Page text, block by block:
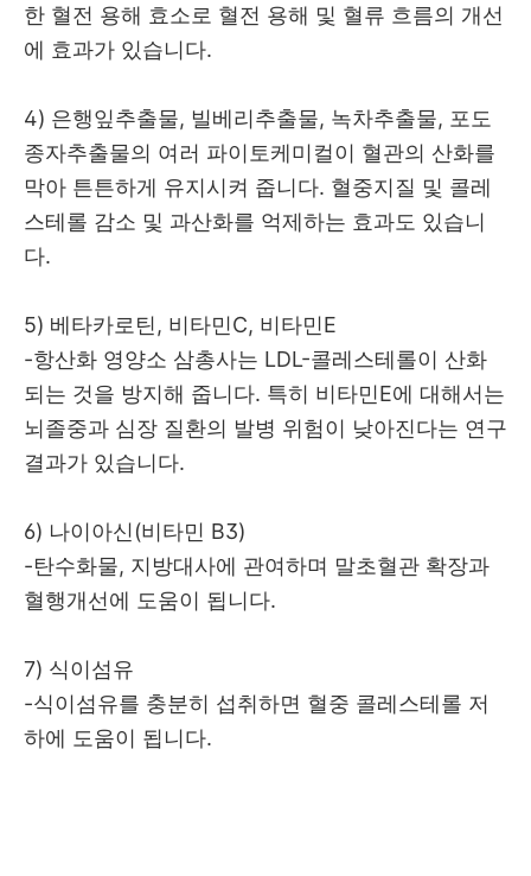
한 혈전 용해 효소로 혈전 용해 및 혈류 흐름의 개선
에 효과가 있습니다.
4) 은행잎추출물, 빌베리추출물, 녹차추출물, 포도
종자추출물의 여러 파이토케미컬이 혈관의 산화를
막아 튼튼하게 유지시켜 줍니다. 혈중지질 및 콜레
스테롤 감소 및 과산화를 억제하는 효과도 있습니
다.
5) 베타카로틴, 비타민C, 비타민E
-항산화 영양소 삼총사는 LDL-콜레스테롤이 산화
되는 것을 방지해 줍니다. 특히 비타민E에 대해서는
뇌졸중과 심장 질환의 발병 위험이 낮아진다는 연구
결과가 있습니다.
6) 나이아신(비타민 B3)
-탄수화물, 지방대사에 관여하며 말초혈관 확장과
혈행개선에 도움이 됩니다.
7) 식이섬유
-식이섬유를 충분히 섭취하면 혈중 콜레스테롤 저
하에 도움이 됩니다.